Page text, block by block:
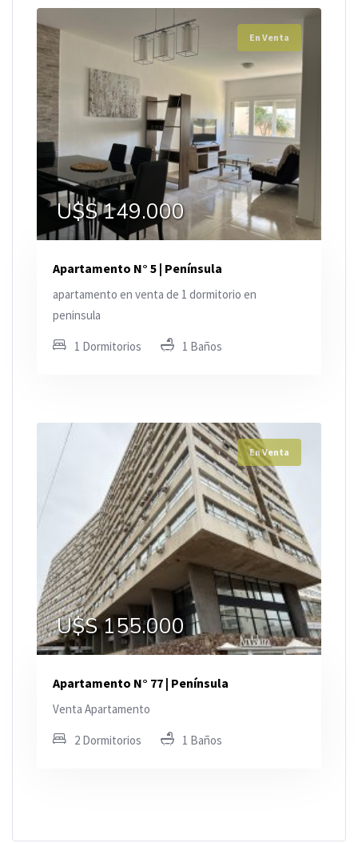
En Venta
U$S 149.000
Apartamento N° 5 | Península
apartamento en venta de 1 dormitorio en
peninsula
1 Dormitorios 1 Baños
En Venta
U$S 155.000
Apartamento N° 77 | Península
Venta Apartamento
2 Dormitorios 1 Baños